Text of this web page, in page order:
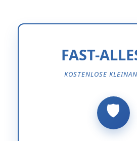
FAST-
KOSTENLOSE